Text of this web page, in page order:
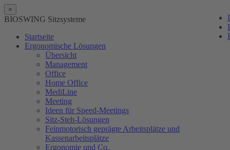
×
BIOSWING Sitzsysteme
Startseite
Ergonomische Lösungen
Übersicht
Management
Office
Home Office
MediLine
Meeting
Ideen für Speed-Meetings
Sitz-Steh-Lösungen
Feinmotorisch geprägte Arbeitsplätze und
Kassenarbeitsplätze
Ergonomie und Co.